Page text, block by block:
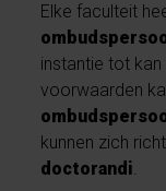
Elke faculteit
instantie tot
voorwaarden
kunnen zich
doctorandi.